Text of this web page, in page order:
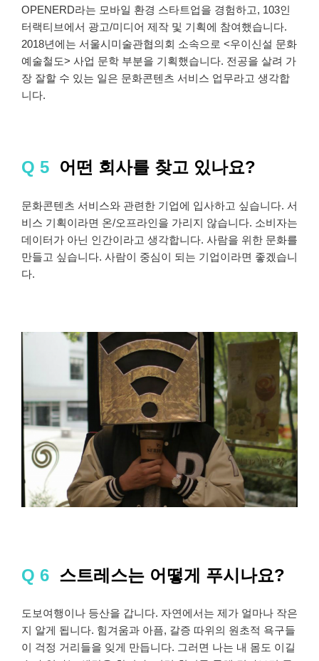
OPENERD라는 모바일 환경 스타트업을 경험하고, 103인
터랙티브에서 광고/미디어 제작 및 기획에 참여했습니다.
2018년에는 서울시미술관협의회 소속으로 <우이신설 문화
예술철도> 사업 문학 부분을 기획했습니다. 전공을 살려 가
장 잘할 수 있는 일은 문화콘텐츠 서비스 업무라고 생각합
니다.
Q 5 어떤 회사를 찾고 있나요?
문화콘텐츠 서비스와 관련한 기업에 입사하고 싶습니다. 서
비스 기획이라면 온/오프라인을 가리지 않습니다. 소비자는
데이터가 아닌 인간이라고 생각합니다. 사람을 위한 문화를
만들고 싶습니다. 사람이 중심이 되는 기업이라면 좋겠습니
다.
Q 6 스트레스는 어떻게 푸시나요?
도보여행이나 등산을 갑니다. 자연에서는 제가 얼마나 작은
지 알게 됩니다. 힘겨움과 아픔, 갈증 따위의 원초적 욕구들
이 걱정 거리들을 잊게 만듭니다. 그러면 나는 내 몸도 이길